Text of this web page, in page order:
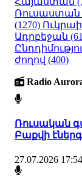
Ռուսաստան
(1270)
Ադրբեջան
ժողով (400)
Radio
Ռուսական
Բաքվի
27.07.2026 17:54